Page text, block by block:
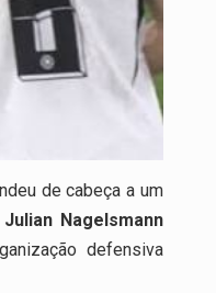
de cabeça a um
Julian Nagelsmann
defensiva